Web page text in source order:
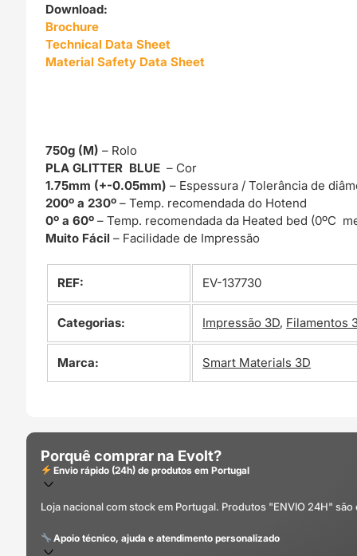
Download:
Brochure
Technical Data Sheet
Material Safety Data Sheet
750g (M) – Rolo
PLA GLITTER BLUE– Cor
1.75mm (+-0.05mm) – Espessura / Tolerância de
200º a 230º – Temp. recomendada do Hotend
0º a 60º – Temp. recomendada da Heated bed (0ºC
Muito Fácil– Facilidade de Impressão
REF: EV-137730
Categorias: Impressão 3D, Filamentos
Marca: Smart Materials 3D
Porquê comprar na Evolt?
Envio rápido (24h) de produtos em Portugal
Loja nacional com stock em Portugal. Produtos "ENVIO 24H"
Apoio técnico, ajuda e atendimento personalizado